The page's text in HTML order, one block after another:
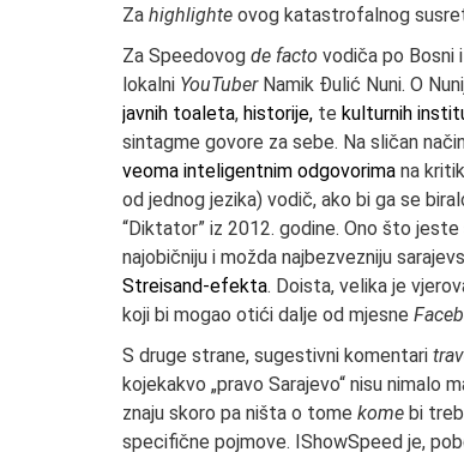
Za highlighte ovog katastrofalnog
Za Speedovog de facto vodiča po Bosni
lokalni YouTuber Namik Đulić Nuni. O
javnih toaleta, historije, te kulturnih
sintagme govore za sebe. Na sličan
veoma inteligentnim odgovorima na
od jednog jezika) vodič, ako bi ga se
“Diktator” iz 2012. godine. Ono što
najobičniju i možda najbezvezniju
Streisand-efekta. Doista, velika je
koji bi mogao otići dalje od mjesne
S druge strane, sugestivni komentari
kojekakvo „pravo Sarajevo“ nisu nimalo
znaju skoro pa ništa o tome kome bi
specifične pojmove. IShowSpeed je,